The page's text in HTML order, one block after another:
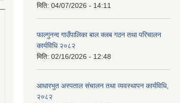
मिति: 04/07/2026 - 14:11
फाल्गुनन्द गाउँपालिका बाल क्लब गठन तथा परिचालन
कार्यविधि २०८२
मिति: 02/16/2026 - 12:48
आधारभुत अस्पताल संचालन तथा व्यवस्थापन कार्यविधि,
२०८२